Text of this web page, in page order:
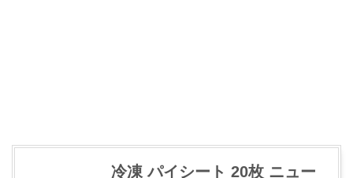
冷凍 パイシート 20枚 ニュー